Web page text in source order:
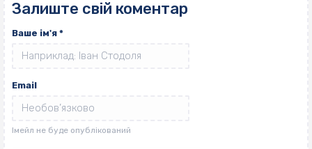
Залиште свій коментар
Ваше ім'я *
Email